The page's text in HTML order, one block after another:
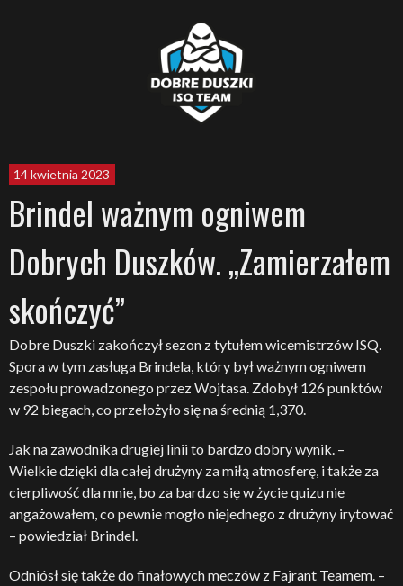
14 kwietnia 2023
Brindel ważnym ogniwem
Dobrych Duszków. „Zamierzałem
skończyć”
Dobre Duszki zakończył sezon z tytułem wicemistrzów ISQ.
Spora w tym zasługa Brindela, który był ważnym ogniwem
zespołu prowadzonego przez Wojtasa. Zdobył 126 punktów
w 92 biegach, co przełożyło się na średnią 1,370.
Jak na zawodnika drugiej linii to bardzo dobry wynik. –
Wielkie dzięki dla całej drużyny za miłą atmosferę, i także za
cierpliwość dla mnie, bo za bardzo się w życie quizu nie
angażowałem, co pewnie mogło niejednego z drużyny irytować
– powiedział Brindel.
Odniósł się także do finałowych meczów z Fajrant Teamem. –